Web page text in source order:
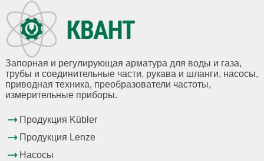
Запорная и регулирующая арматура для воды и газа,
трубы и соединительные части, рукава и шланги, насосы,
приводная техника, преобразователи частоты,
измерительные приборы.
Продукция Kübler
Продукция Lenze
Насосы